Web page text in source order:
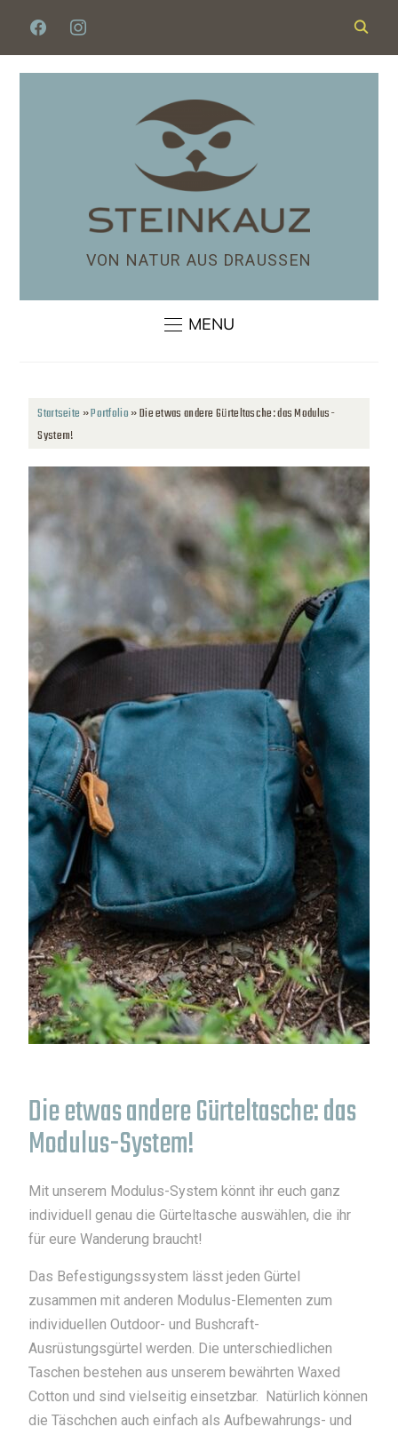
VON NATUR AUS DRAUSSEN
MENU
Startseite »Portfolio»Die etwas andere Gürteltasche: das Modulus-
System!
Die etwas andere Gürteltasche: das
Modulus-System!
Mit unserem Modulus-System könnt ihr euch ganz
individuell genau die Gürteltasche auswählen, die ihr
für eure Wanderung braucht!
Das Befestigungssystem lässt jeden Gürtel
zusammen mit anderen Modulus-Elementen zum
individuellen Outdoor- und Bushcraft-
Ausrüstungsgürtel werden. Die unterschiedlichen
Taschen bestehen aus unserem bewährten Waxed
Cotton und sind vielseitig einsetzbar. Natürlich können
die Täschchen auch einfach als Aufbewahrungs- und